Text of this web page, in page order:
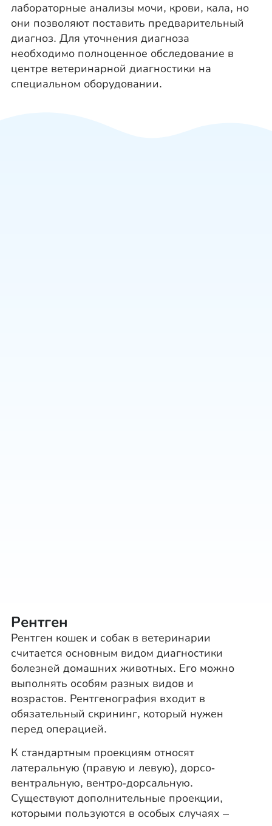
лабораторные анализы мочи, крови, кала, но
они позволяют поставить предварительный
диагноз. Для уточнения диагноза
необходимо полноценное обследование в
центре ветеринарной диагностики на
специальном оборудовании.
Рентген
Рентген кошек и собак в ветеринарии
считается основным видом диагностики
болезней домашних животных. Его можно
выполнять особям разных видов и
возрастов. Рентгенография входит в
обязательный скрининг, который нужен
перед операцией.
К стандартным проекциям относят
латеральную (правую и левую), дорсо-
вентральную, вентро-дорсальную.
Существуют дополнительные проекции,
которыми пользуются в особых случаях –